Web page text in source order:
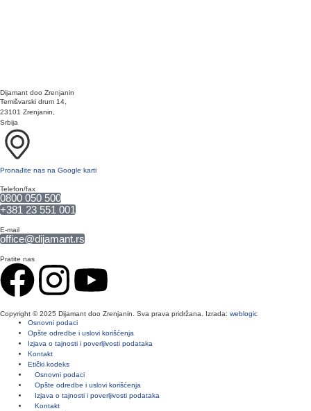
Dijamant doo Zrenjanin
Temišvarski drum 14,
23101 Zrenjanin,
Srbija
Pronađite nas na Google karti
Telefon/fax
0800 050 500
+381 23 551 001
E-mail
office@dijamant.rs
Pratite nas
Copyright © 2025 Dijamant doo Zrenjanin. Sva prava pridržana. Izrada: weblogic
Osnovni podaci
Opšte odredbe i uslovi korišćenja
Izjava o tajnosti i poverljivosti podataka
Kontakt
Etički kodeks
Osnovni podaci
Opšte odredbe i uslovi korišćenja
Izjava o tajnosti i poverljivosti podataka
Kontakt